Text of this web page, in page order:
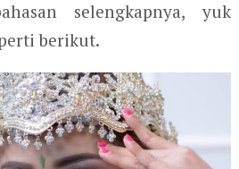
selengkapnya, yuk
berikut.